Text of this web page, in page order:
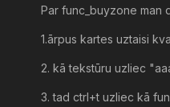
Par func_buyzone man
1.ārpus kartes uztaisi
2. kā tekstūru uzliec
3. tad ctrl+t uzliec kā